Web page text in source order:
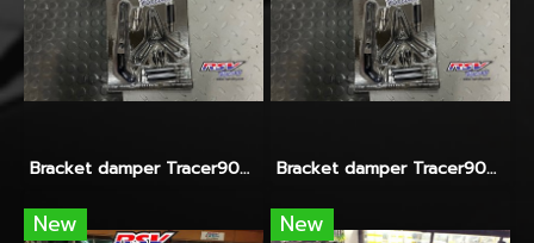
Bracket damper Tracer900GT-2024-Yss Bracket damper Tracer900GT-2024-Hyperpro
New New